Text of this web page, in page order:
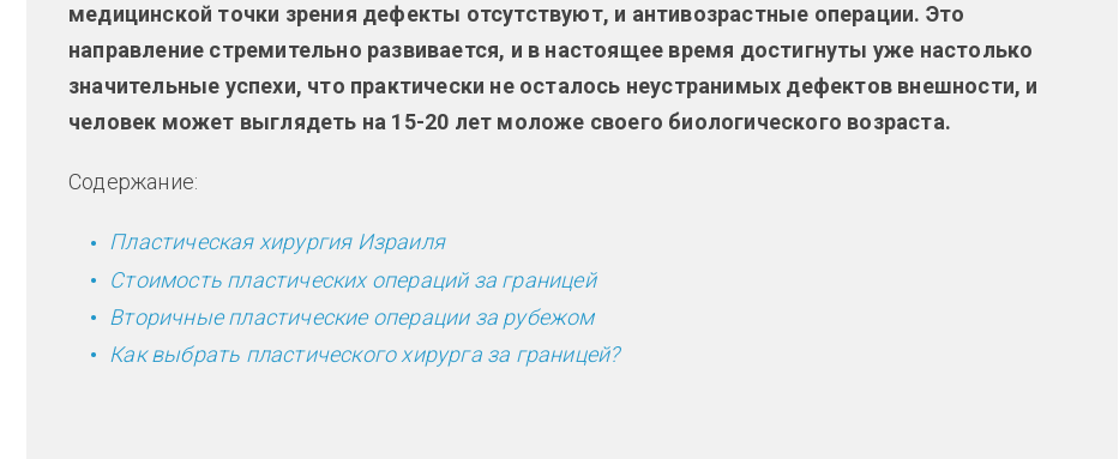
медицинской точки зрения дефекты отсутствуют, и антивозрастные операции. Это
направление стремительно развивается, и в настоящее время достигнуты уже настолько
значительные успехи, что практически не осталось неустранимых дефектов внешности, и
человек может выглядеть на 15-20 лет моложе своего биологического возраста.
Содержание:
Пластическая хирургия Израиля
Стоимость пластических операций за границей
Вторичные пластические операции за рубежом
Как выбрать пластического хирурга за границей?